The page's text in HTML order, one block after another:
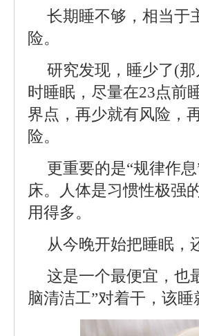
长期睡不够，相当于
险。
研究发现，睡少了(
时睡眠，尽量在23点前
界点，再少就有风险，
险。
更重要的是“规律作
床。人体是习惯性极强
用得多。
从今晚开始把睡眠，
这是一个最便宜，也
脑清洁工”对着干，该睡